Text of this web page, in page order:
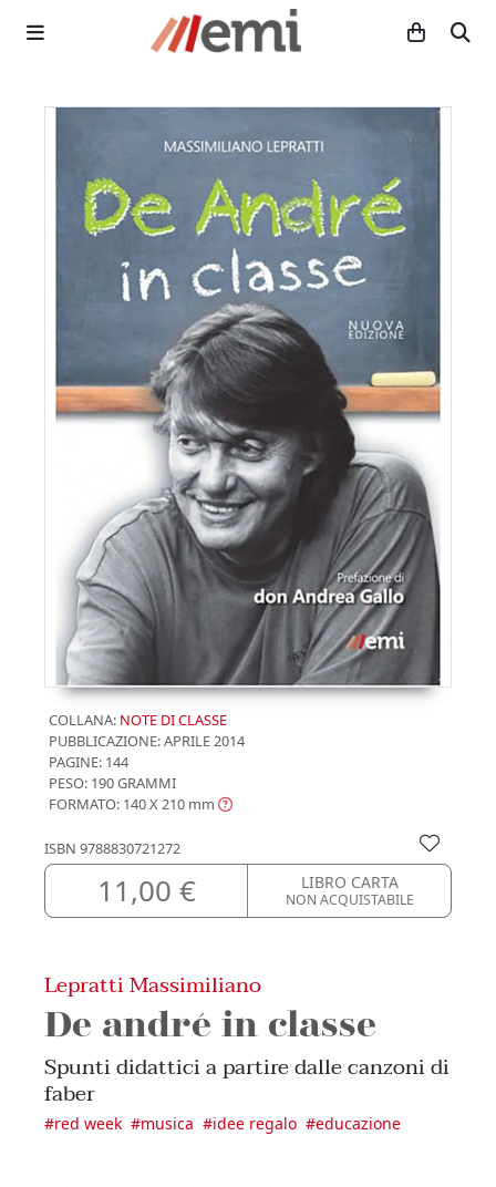
COLLANA: NOTE DI CLASSE
PUBBLICAZIONE:APRILE 2014
PAGINE: 144
PESO: 190 GRAMMI
FORMATO: 140 X 210 mm
ISBN 9788830721272
11,00 € LIBRO CARTA
NON ACQUISTABILE
Lepratti Massimiliano
De andré in classe
Spunti didattici a partire dalle canzoni di
faber
#red week #musica #idee regalo #educazione